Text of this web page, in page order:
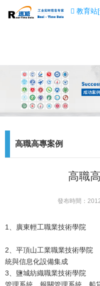
教育站
高職高專案例
高職
發布時間：
1、廣東輕工職業技術學
2、平頂山工業職業技術學
統與信息化設備集成
3、鹽城紡織職業技術學